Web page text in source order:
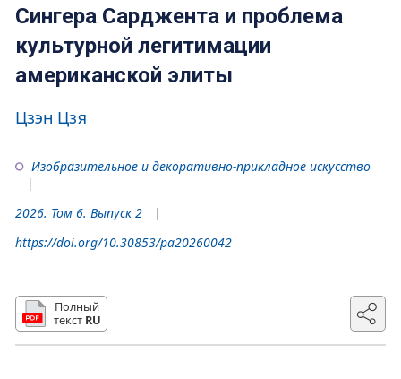
Сингера Сарджента и проблема
культурной легитимации
американской элиты
Цзэн Цзя
Изобразительное и декоративно-прикладное искусство
2026. Том 6. Выпуск 2
https://doi.org/10.30853/pa20260042
Полный
текст RU